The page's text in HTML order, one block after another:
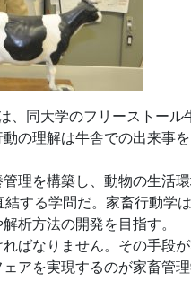
同大学のフリーストール
の理解は牛舎での出来事
理を構築し、動物の生活
する学問だ。家畜行動学
析方法の開発を目指す。
ばなりません。その手段
アを実現するのが家畜管